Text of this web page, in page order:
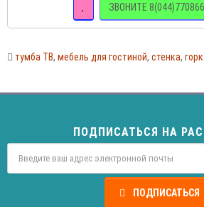
ЗВОНИТЕ
тумба ТВ, мебель для гостиной, стенка,
ПОДПИСАТЬСЯ НА
ПОДПИСАТЬСЯ